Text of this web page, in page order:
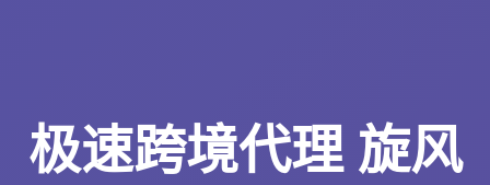
极速跨境代理 旋风